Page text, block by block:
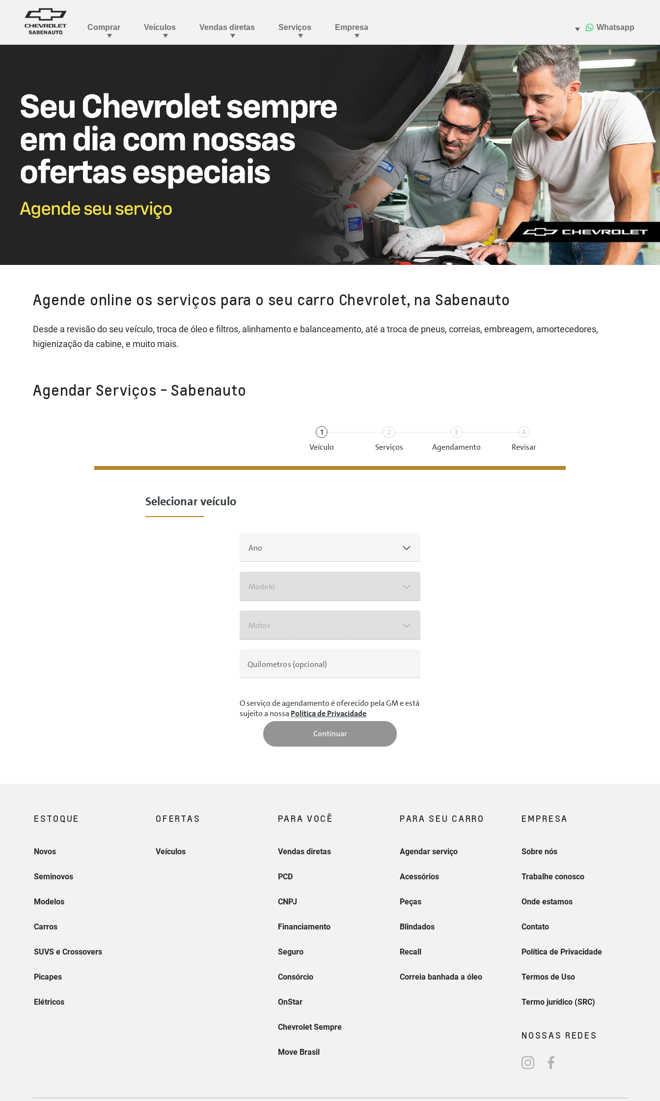
Agende online os serviços para o seu carro Chevrolet, na Sabenauto
Desde a revisão do seu veículo, troca de óleo e filtros, alinhamento e balanceamento, até a troca de pneus, correias, embreagem, amortecedores,
higienização da cabine, e muito mais.
Agendar Serviços - Sabenauto